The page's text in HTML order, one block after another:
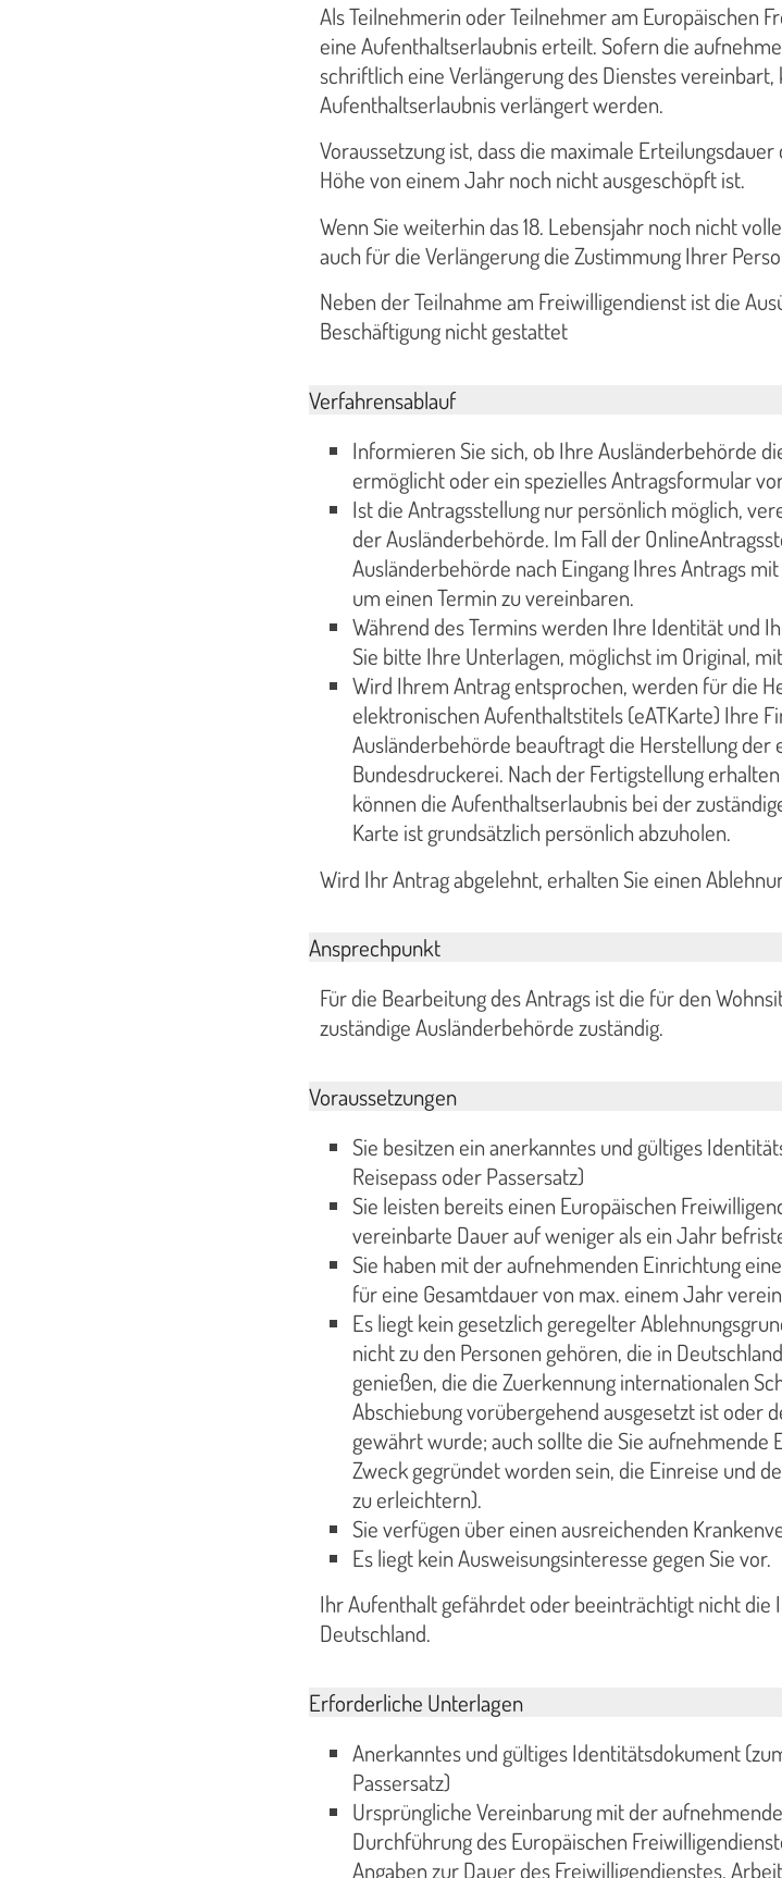
Als Teilnehmerin oder Teilnehmer am Europäischen
eine Aufenthaltserlaubnis erteilt. Sofern die
schriftlich eine Verlängerung des Dienstes vereinbart,
Aufenthaltserlaubnis verlängert werden.
Voraussetzung ist, dass die maximale
Höhe von einem Jahr noch nicht ausgeschöpft ist.
Wenn Sie weiterhin das 18. Lebensjahr noch nicht
auch für die Verlängerung die Zustimmung Ihrer
Neben der Teilnahme am Freiwilligendienst ist die
Beschäftigung nicht gestattet
Verfahrensablauf
Informieren Sie sich, ob Ihre Ausländerbehörde
ermöglicht oder ein spezielles Antragsformular
Ist die Antragsstellung nur persönlich möglich,
der Ausländerbehörde. Im Fall der
Ausländerbehörde nach Eingang Ihres Antrags
um einen Termin zu vereinbaren.
Während des Termins werden Ihre Identität und
Sie bitte Ihre Unterlagen, möglichst im Original,
Wird Ihrem Antrag entsprochen, werden für die
elektronischen Aufenthaltstitels (eATKarte) Ihre
Ausländerbehörde beauftragt die Herstellung der
Bundesdruckerei. Nach der Fertigstellung
können die Aufenthaltserlaubnis bei der
Karte ist grundsätzlich persönlich abzuholen.
Wird Ihr Antrag abgelehnt, erhalten Sie einen
Ansprechpunkt
Für die Bearbeitung des Antrags ist die für den
zuständige Ausländerbehörde zuständig.
Voraussetzungen
Sie besitzen ein anerkanntes und gültiges
Reisepass oder Passersatz)
Sie leisten bereits einen Europäischen
vereinbarte Dauer auf weniger als ein Jahr
Sie haben mit der aufnehmenden Einrichtung
für eine Gesamtdauer von max. einem Jahr
Es liegt kein gesetzlich geregelter
nicht zu den Personen gehören, die in
genießen, die die Zuerkennung internationalen
Abschiebung vorübergehend ausgesetzt ist oder
gewährt wurde; auch sollte die Sie aufnehmende
Zweck gegründet worden sein, die Einreise und
zu erleichtern).
Sie verfügen über einen ausreichenden
Es liegt kein Ausweisungsinteresse gegen Sie vor.
Ihr Aufenthalt gefährdet oder beeinträchtigt nicht die
Deutschland.
Erforderliche Unterlagen
Anerkanntes und gültiges Identitätsdokument
Passersatz)
Ursprüngliche Vereinbarung mit der
Durchführung des Europäischen
Angaben zur Dauer des Freiwilligendienstes,